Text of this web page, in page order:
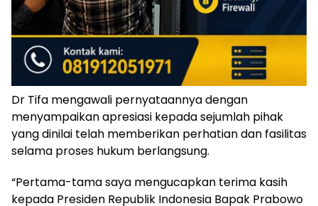
Dr Tifa mengawali pernyataannya dengan
menyampaikan apresiasi kepada sejumlah pihak
yang dinilai telah memberikan perhatian dan fasilitas
selama proses hukum berlangsung.
“Pertama-tama saya mengucapkan terima kasih
kepada Presiden Republik Indonesia Bapak Prabowo